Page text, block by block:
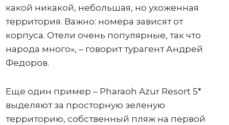
какой никакой, небольшая, но ухоженная
территория. Важно: номера зависят от
корпуса. Отели очень популярные, так что
народа много», – говорит турагент Андрей
Федоров.
Еще один пример – Pharaoh Azur Resort 5*
выделяют за просторную зеленую
территорию, собственный пляж на первой